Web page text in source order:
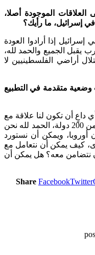
الموجودة أصلا،
إسرائيل، ما رأيك؟
إسرائيل إذا أرادوا العودة
يقبل الجميع والحمد لله،
أراضي الفلسطينيين لا
متقدمة في التطبيع
داعٍ أن تكون لنا علاقة مع
إسرائيل في الوقت الذي توجد فيه أكثر من 200 دولة، الحمد لله نحن
أوروبا، ويمكن أن نستورد
كيف يمكن أن نتعامل مع
نتضامن معه؟ هل يمكن أن
Share FacebookTwitter